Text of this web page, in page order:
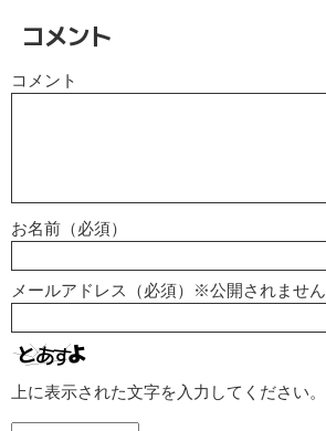
コメント
コメント
お名前（必須）
メールアドレス（必須）※公開されません
上に表示された文字を入力してください。